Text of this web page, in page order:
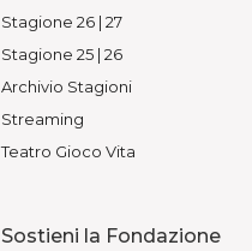
Stagione 26 | 27
Stagione 25 | 26
Archivio Stagioni
Streaming
Teatro Gioco Vita
Sostieni la Fondazione